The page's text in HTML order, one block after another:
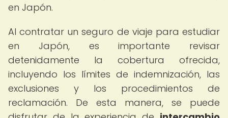
en Japón.
Al contratar un seguro de viaje para estudiar
en Japón, es importante revisar
detenidamente la cobertura ofrecida,
incluyendo los límites de indemnización, las
exclusiones y los procedimientos de
reclamación. De esta manera, se puede